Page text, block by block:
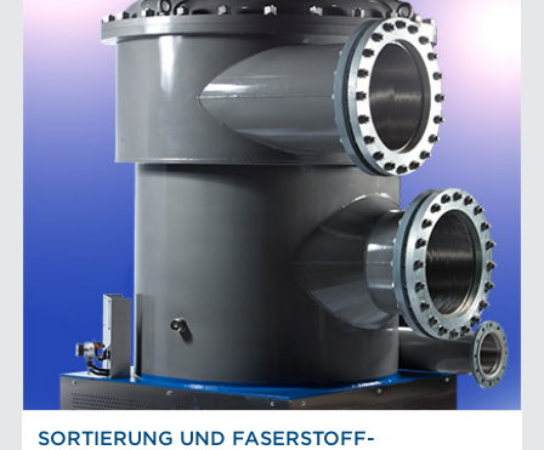
SORTIERUNG UND FASERSTOFF-